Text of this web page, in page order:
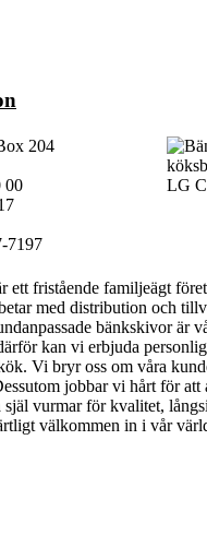
204
00
7197
ett fristående familjeägt
med distribution och
bänkskivor är
kan vi erbjuda
Vi bryr oss om våra
jobbar vi hårt för
själ vurmar för kvalitet,
välkommen in i vår